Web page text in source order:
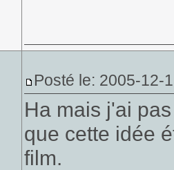
Posté le: 2005-12-
Ha mais j'ai
que cette idée
film.